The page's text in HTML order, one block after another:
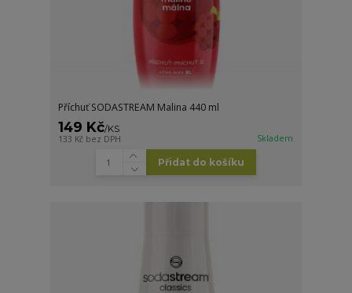
Příchuť SODASTREAM Malina 440 ml
149 Kč/KS
133 Kč bez DPH Skladem
Přidat do košíku